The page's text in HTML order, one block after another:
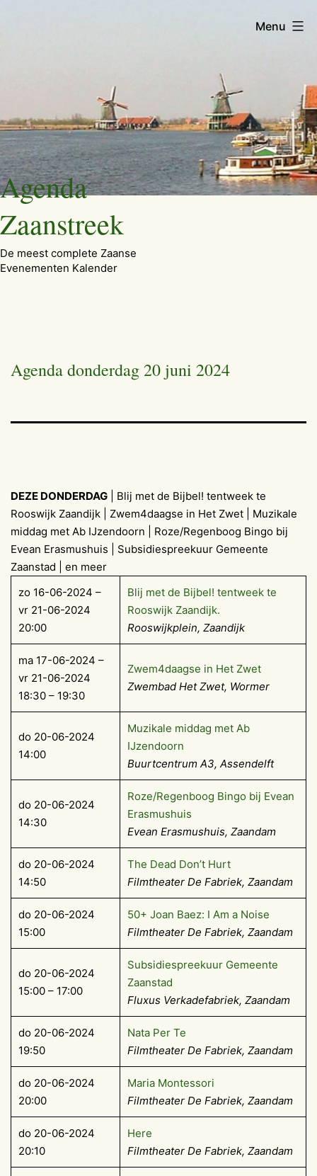
Ga
naar
de
inhoud
Agenda
Zaanstreek
De meest complete Zaanse
Evenementen Kalender
Menu
Agenda donderdag 20 juni 2024
DEZE DONDERDAG | Blij met de Bijbel! tentweek te
Rooswijk Zaandijk | Zwem4daagse in Het Zwet | Muzikale
middag met Ab IJzendoorn | Roze/Regenboog Bingo bij
Evean Erasmushuis | Subsidiespreekuur Gemeente
Zaanstad | en meer
zo 16-06-2024 –
vr 21-06-2024
20:00
Blij met de Bijbel! tentweek te
Rooswijk Zaandijk.
Rooswijkplein, Zaandijk
ma 17-06-2024 –
vr 21-06-2024
18:30 – 19:30
Zwem4daagse in Het Zwet
Zwembad Het Zwet, Wormer
do 20-06-2024
14:00
Muzikale middag met Ab
IJzendoorn
Buurtcentrum A3, Assendelft
do 20-06-2024
14:30
Roze/Regenboog Bingo bij Evean
Erasmushuis
Evean Erasmushuis, Zaandam
do 20-06-2024
14:50
The Dead Don’t Hurt
Filmtheater De Fabriek, Zaandam
do 20-06-2024
15:00
50+ Joan Baez: I Am a Noise
Filmtheater De Fabriek, Zaandam
do 20-06-2024
15:00 – 17:00
Subsidiespreekuur Gemeente
Zaanstad
Fluxus Verkadefabriek, Zaandam
do 20-06-2024
19:50
Nata Per Te
Filmtheater De Fabriek, Zaandam
do 20-06-2024
20:00
Maria Montessori
Filmtheater De Fabriek, Zaandam
do 20-06-2024
20:10
Here
Filmtheater De Fabriek, Zaandam